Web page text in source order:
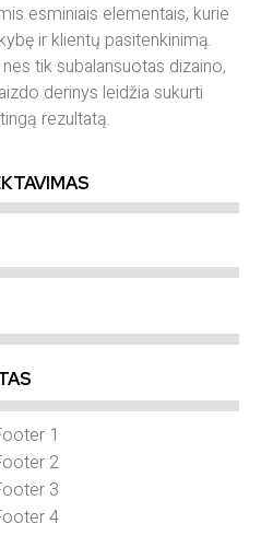
esminiais elementais, kurie
ir klientų pasitenkinimą.
tik subalansuotas dizaino,
derinys leidžia sukurti
rezultatą.